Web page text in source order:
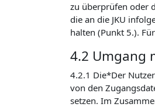
zu überprüfen oder
die an die JKU
halten (Punkt 5.).
4.2 Umgang
4.2.1 Die*Der
von den
setzen. Im